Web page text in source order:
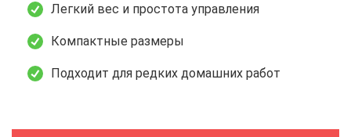
Легкий вес и простота управления
Компактные размеры
Подходит для редких домашних работ